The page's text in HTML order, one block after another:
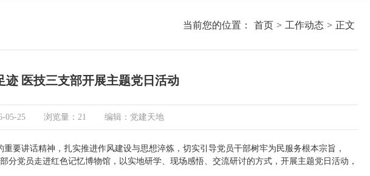
当前您的位置： 首页 > 工作动态 > 正文
迹 医技三支部开展主题党日活动
05-25 浏览量： 21 编辑：党建天地
要讲话精神，扎实推进作风建设与思想淬炼，切实引导党员干部树牢为民服务根本宗旨，
分党员走进红色记忆博物馆，以实地研学、现场感悟、交流研讨的方式，开展主题党日活动，